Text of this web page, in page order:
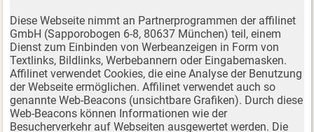
Diese Webseite nimmt an Partnerprogrammen der affilinet
GmbH (Sapporobogen 6-8, 80637 München) teil, einem
Dienst zum Einbinden von Werbeanzeigen in Form von
Textlinks, Bildlinks, Werbebannern oder Eingabemasken.
Affilinet verwendet Cookies, die eine Analyse der Benutzung
der Webseite ermöglichen. Affilinet verwendet auch so
genannte Web-Beacons (unsichtbare Grafiken). Durch diese
Web-Beacons können Informationen wie der
Besucherverkehr auf Webseiten ausgewertet werden. Die